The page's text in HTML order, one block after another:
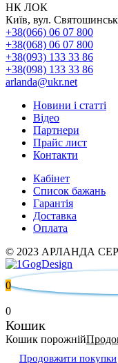
НК ЛОК
Київ, вул.
+38(066) 06 07 800
+38(068) 06 07 800
+38(093) 133 33 86
+38(098) 133 33 86
arlanda@ukr.net
Новини і статті
Відео
Партнери
Прайс лист
Контакти
Кабінет
Список бажань
Гарантія
Доставка
Оплата
© 2023 АРЛАНДА
0
0
Кошик
Кошик порожній
Продовжити покупки